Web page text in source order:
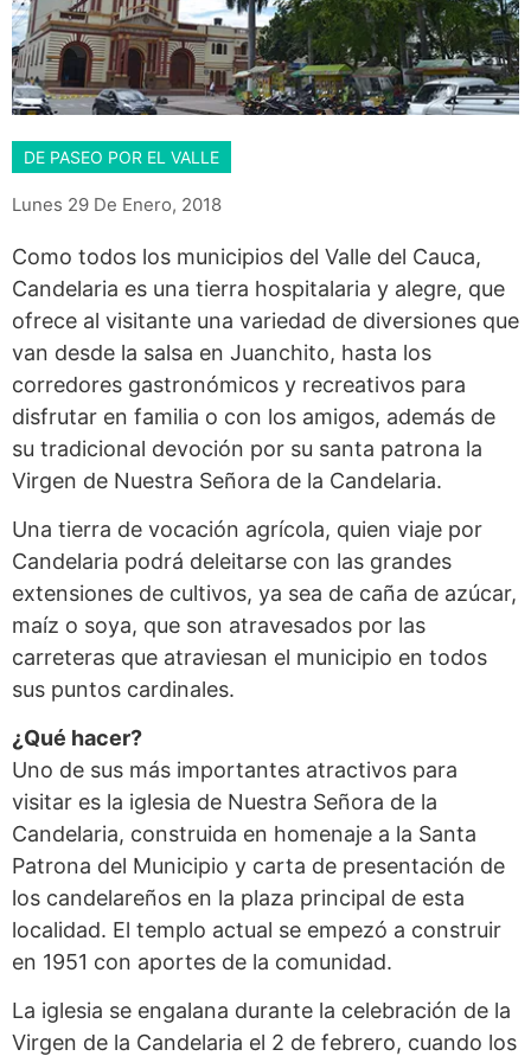
DE PASEO POR EL VALLE
Lunes 29 De Enero, 2018
Como todos los municipios del Valle del Cauca,
Candelaria es una tierra hospitalaria y alegre, que
ofrece al visitante una variedad de diversiones que
van desde la salsa en Juanchito, hasta los
corredores gastronómicos y recreativos para
disfrutar en familia o con los amigos, además de
su tradicional devoción por su santa patrona la
Virgen de Nuestra Señora de la Candelaria.
Una tierra de vocación agrícola, quien viaje por
Candelaria podrá deleitarse con las grandes
extensiones de cultivos, ya sea de caña de azúcar,
maíz o soya, que son atravesados por las
carreteras que atraviesan el municipio en todos
sus puntos cardinales.
¿Qué hacer?
Uno de sus más importantes atractivos para
visitar es la iglesia de Nuestra Señora de la
Candelaria, construida en homenaje a la Santa
Patrona del Municipio y carta de presentación de
los candelareños en la plaza principal de esta
localidad. El templo actual se empezó a construir
en 1951 con aportes de la comunidad.
La iglesia se engalana durante la celebración de la
Virgen de la Candelaria el 2 de febrero, cuando los